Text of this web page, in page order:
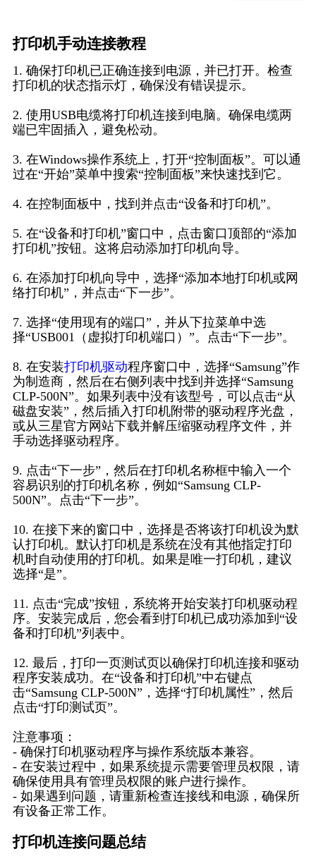
打印机手动连接教程
1. 确保打印机已正确连接到电源，并已打开。检查
打印机的状态指示灯，确保没有错误提示。
2. 使用USB电缆将打印机连接到电脑。确保电缆两
端已牢固插入，避免松动。
3. 在Windows操作系统上，打开“控制面板”。可以通
过在“开始”菜单中搜索“控制面板”来快速找到它。
4. 在控制面板中，找到并点击“设备和打印机”。
5. 在“设备和打印机”窗口中，点击窗口顶部的“添加
打印机”按钮。这将启动添加打印机向导。
6. 在添加打印机向导中，选择“添加本地打印机或网
络打印机”，并点击“下一步”。
7. 选择“使用现有的端口”，并从下拉菜单中选
择“USB001（虚拟打印机端口）”。点击“下一步”。
8. 在安装打印机驱动程序窗口中，选择“Samsung”作
为制造商，然后在右侧列表中找到并选择“Samsung
CLP-500N”。如果列表中没有该型号，可以点击“从
磁盘安装”，然后插入打印机附带的驱动程序光盘，
或从三星官方网站下载并解压缩驱动程序文件，并
手动选择驱动程序。
9. 点击“下一步”，然后在打印机名称框中输入一个
容易识别的打印机名称，例如“Samsung CLP-
500N”。点击“下一步”。
10. 在接下来的窗口中，选择是否将该打印机设为默
认打印机。默认打印机是系统在没有其他指定打印
机时自动使用的打印机。如果是唯一打印机，建议
选择“是”。
11. 点击“完成”按钮，系统将开始安装打印机驱动程
序。安装完成后，您会看到打印机已成功添加到“设
备和打印机”列表中。
12. 最后，打印一页测试页以确保打印机连接和驱动
程序安装成功。在“设备和打印机”中右键点
击“Samsung CLP-500N”，选择“打印机属性”，然后
点击“打印测试页”。
注意事项：
- 确保打印机驱动程序与操作系统版本兼容。
- 在安装过程中，如果系统提示需要管理员权限，请
确保使用具有管理员权限的账户进行操作。
- 如果遇到问题，请重新检查连接线和电源，确保所
有设备正常工作。
打印机连接问题总结